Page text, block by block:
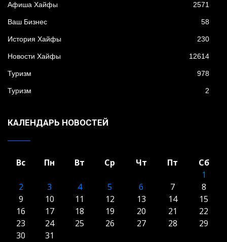
Афиша Хайфы 2571
Ваш Бизнес 58
История Хайфы 230
Новости Хайфы 12614
Туризм 978
Туризм 2
КАЛЕНДАРЬ НОВОСТЕЙ
Вс Пн Вт Ср Чт Пт
Сб
1
2
3 4 5 6 7
8
9
10 11 12 13 14
15
16
17 18 19 20 21
22
23
24 25 26 27 28
29
30
31